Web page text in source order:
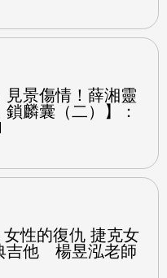
見景傷情！薛湘靈
麟囊（二）】：
性的復仇 捷克女
吉他 楊昱泓老師